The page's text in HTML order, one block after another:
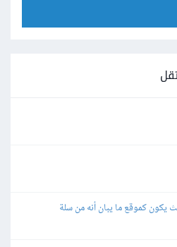
كموقع ما يبان أنه من سلة